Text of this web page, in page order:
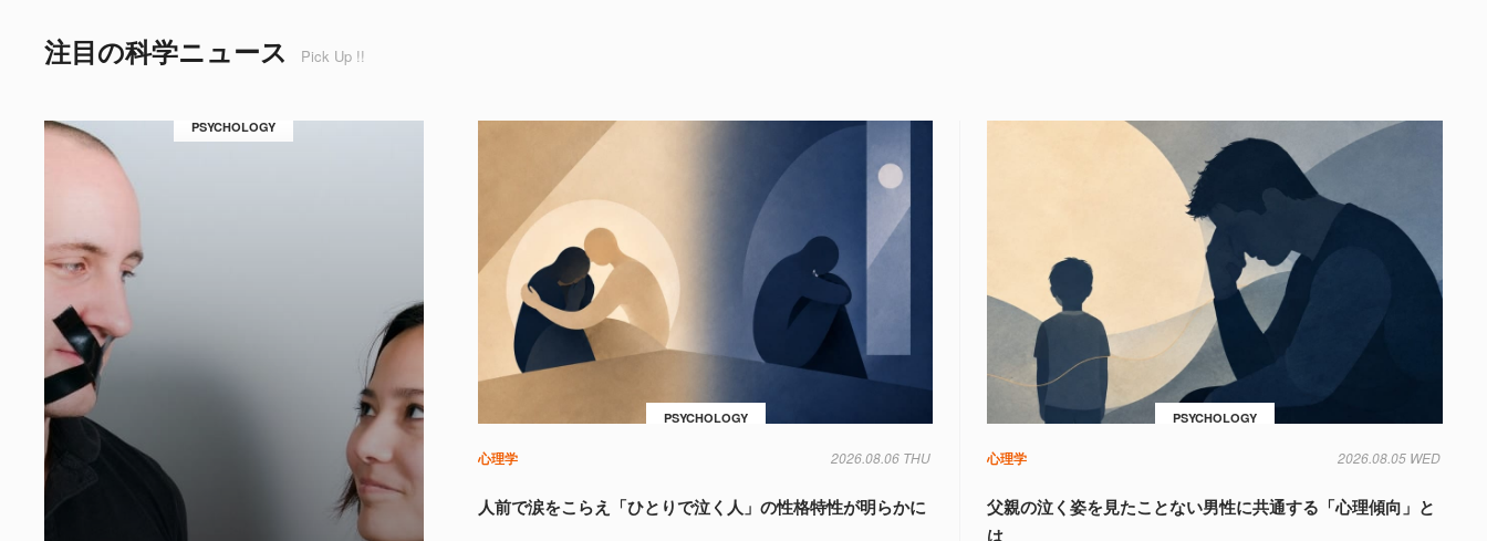
注目の科学ニュース Pick Up !!
PSYCHOLOGY
PSYCHOLOGY
心理学 2026.08.06 THU
人前で涙をこらえ「ひとりで泣く人」の性格特性が明らかに
PSYCHOLOGY
心理学 2026.08.05 WED
父親の泣く姿を見たことない男性に共通する「心理傾向」と
は